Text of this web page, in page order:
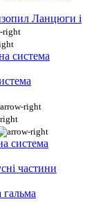
Ланцюги і
система
система
частини